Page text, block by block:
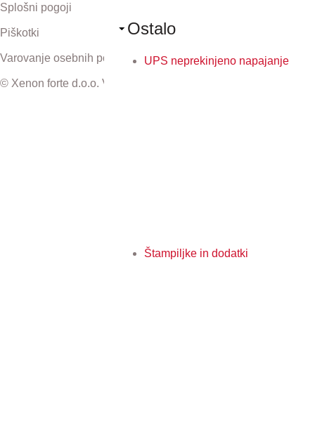
Ostalo
UPS neprekinjeno napajanje
Štampiljke in dodatki
Splošni pogoji
Piškotki
Varovanje osebnih podatkov
© Xenon forte d.o.o. Vse pravice pridržane.